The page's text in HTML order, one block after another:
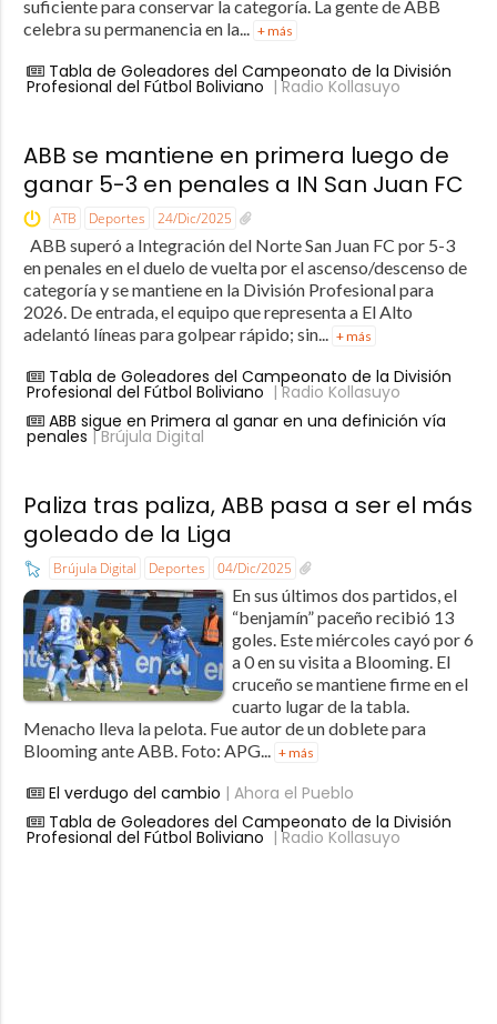
suficiente para conservar la categoría. La gente de ABB
celebra su permanencia en la... + más
Tabla de Goleadores del Campeonato de la División
Profesional del Fútbol Boliviano | Radio Kollasuyo
ABB se mantiene en primera luego de
ganar 5-3 en penales a IN San Juan FC
ATB Deportes 24/Dic/2025
ABB superó a Integración del Norte San Juan FC por 5-3
en penales en el duelo de vuelta por el ascenso/descenso de
categoría y se mantiene en la División Profesional para
2026. De entrada, el equipo que representa a El Alto
adelantó líneas para golpear rápido; sin... + más
Tabla de Goleadores del Campeonato de la División
Profesional del Fútbol Boliviano | Radio Kollasuyo
ABB sigue en Primera al ganar en una definición vía
penales | Brújula Digital
Paliza tras paliza, ABB pasa a ser el más
goleado de la Liga
Brújula Digital Deportes 04/Dic/2025
En sus últimos dos partidos, el
“benjamín” paceño recibió 13
goles. Este miércoles cayó por 6
a 0 en su visita a Blooming. El
cruceño se mantiene firme en el
cuarto lugar de la tabla.
Menacho lleva la pelota. Fue autor de un doblete para
Blooming ante ABB. Foto: APG... + más
El verdugo del cambio | Ahora el Pueblo
Tabla de Goleadores del Campeonato de la División
Profesional del Fútbol Boliviano | Radio Kollasuyo